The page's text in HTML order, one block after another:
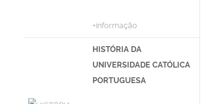
+informação
HISTÓRIA DA
UNIVERSIDADE CATÓLICA
PORTUGUESA